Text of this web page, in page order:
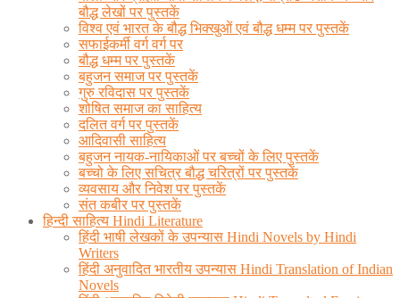
बौद्ध लेखों पर पुस्तकें
विश्व एवं भारत के बौद्ध भिक्खुओं एवं बौद्ध धम्म पर पुस्तकें
सफाईकर्मी वर्ग वर्ग पर
बौद्ध धम्म पर पुस्तकें
बहुजन समाज पर पुस्तकें
गुरु रविदास पर पुस्तकें
शोषित समाज का साहित्य
दलित वर्ग पर पुस्तकें
आदिवासी साहित्य
बहुजन नायक-नायिकाओं पर बच्चों के लिए पुस्तकें
बच्चो के लिए सचित्र बौद्ध चरित्रों पर पुस्तकें
व्यवसाय और निवेश पर पुस्तकें
संत कबीर पर पुस्तकें
हिन्दी साहित्य Hindi Literature
हिंदी भाषी लेखकों के उपन्यास Hindi Novels by Hindi
Writers
हिंदी अनुवादित भारतीय उपन्यास Hindi Translation of Indian
Novels